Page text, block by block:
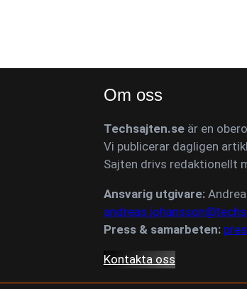
Om oss
Techsajten.seär en
Vi publicerar dagligen
Sajten drivs redaktionellt
Ansvarig utgivare:
Press & samarbeten:
Kontakta oss